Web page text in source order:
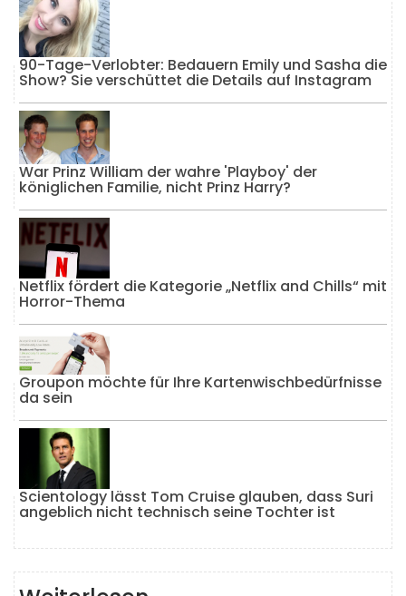
90-Tage-Verlobter: Bedauern Emily und Sasha die
Show? Sie verschüttet die Details auf Instagram
War Prinz William der wahre 'Playboy' der
königlichen Familie, nicht Prinz Harry?
Netflix fördert die Kategorie „Netflix and Chills“ mit
Horror-Thema
Groupon möchte für Ihre Kartenwischbedürfnisse
da sein
Scientology lässt Tom Cruise glauben, dass Suri
angeblich nicht technisch seine Tochter ist